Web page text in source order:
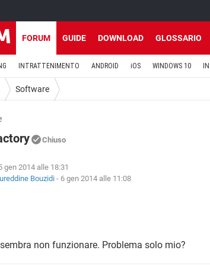
FORUM GUIDE DOWNLOAD GLOSSARIO
INTRATTENIMENTO ANDROID iOS WINDOWS 10
Software
Chiuso
gen 2014 alle 18:31
Bouzidi - 6 gen 2014 alle 11:08
non funzionare. Problema solo mio?